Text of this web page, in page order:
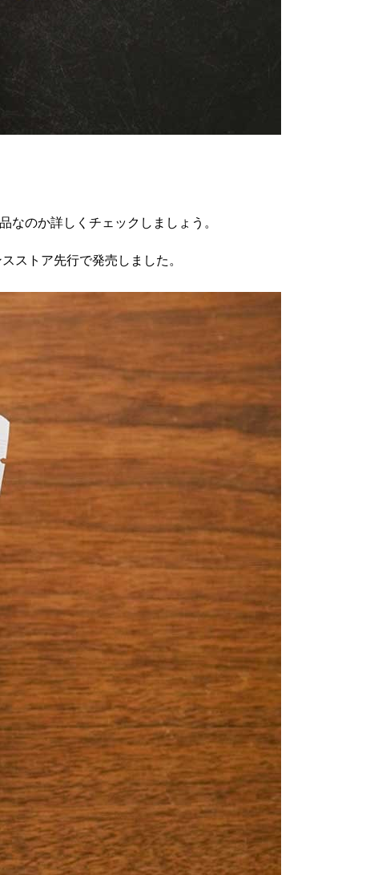
なのか詳しくチェックしましょう。
ストア先行で発売しました。